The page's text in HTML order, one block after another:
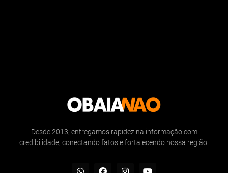
Desde 2013, entregamos rapidez na informação com
credibilidade, conectando fatos e fortalecendo nossa região.